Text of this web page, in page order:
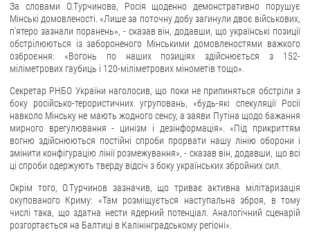
Відеогалерея
ЗВЕРНЕННЯ ГРОМАДЯН
Звернення громадян
ДОСТУП ДО ПУБЛІЧНОЇ ІНФОРМАЦІЇ
Організація доступу до публічної інформації
Запит на отримання публічної інформації
Питання запобігання корупції
За словами О.Турчинова, Росія щоденно демонстративно порушує
Мінські домовленості. «Лише за поточну добу загинули двоє військових,
п'ятеро зазнали поранень», - сказав він, додавши, що українські позиції
обстрілюються із забороненого Мінськими домовленостями важкого
озброєння: «Вогонь по наших позиціях здійснюється з 152-
міліметрових гаубиць і 120-міліметрових мінометів тощо».
Секретар РНБО України наголосив, що поки не припиняться обстріли з
боку російсько-терористичних угруповань, «будь-які спекуляції Росії
навколо Мінську не мають жодного сенсу, а заяви Путіна щодо бажання
мирного врегулювання - цинізм і дезінформація». «Під прикриттям
вогню здійснюються постійні спроби прорвати нашу лінію оборони і
змінити конфігурацію лінії розмежування», - сказав він, додавши, що всі
ці спроби одержують тверду відсіч з боку українських збройних сил.
Окрім того, О.Турчинов зазначив, що триває активна мілітаризація
окупованого Криму: «Там розміщується наступальна зброя, в тому
числі така, що здатна нести ядерний потенціал. Аналогічний сценарій
розгортається на Балтиці в Калінінградському регіоні».